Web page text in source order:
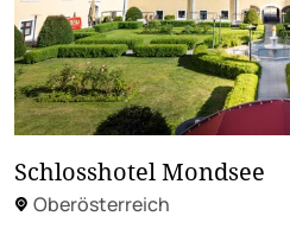
Schlosshotel Mondsee
Oberösterreich